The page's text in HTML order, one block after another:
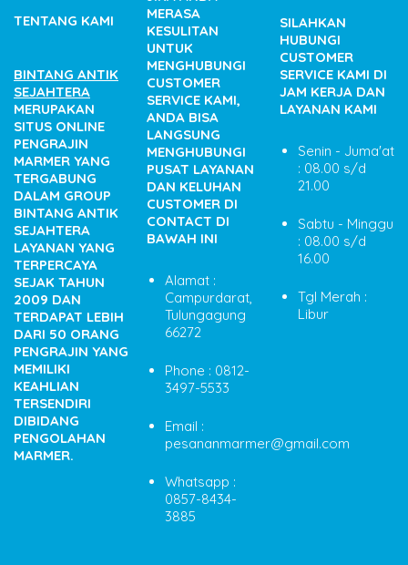
TENTANG KAMI
BINTANG ANTIK
SEJAHTERA
MERUPAKAN
SITUS ONLINE
PENGRAJIN
MARMER YANG
TERGABUNG
DALAM GROUP
BINTANG ANTIK
SEJAHTERA
LAYANAN YANG
TERPERCAYA
SEJAK TAHUN
2009 DAN
TERDAPAT LEBIH
DARI 50 ORANG
PENGRAJIN YANG
MEMILIKI
KEAHLIAN
TERSENDIRI
DIBIDANG
PENGOLAHAN
MARMER.
MERASA
KESULITAN
UNTUK
MENGHUBUNGI
CUSTOMER
SERVICE KAMI,
ANDA BISA
LANGSUNG
MENGHUBUNGI
PUSAT LAYANAN
DAN KELUHAN
CUSTOMER DI
CONTACT DI
BAWAH INI
Alamat :
Campurdarat,
Tulungagung
66272
Phone : 0812-
3497-5533
Email :
pesananmarmer@gmail.com
Whatsapp :
0857-8434-
3885
SILAHKAN
HUBUNGI
CUSTOMER
SERVICE KAMI DI
JAM KERJA DAN
LAYANAN KAMI
Senin - Juma'at
: 08.00 s/d
21.00
Sabtu - Minggu
: 08.00 s/d
16.00
Tgl Merah :
Libur